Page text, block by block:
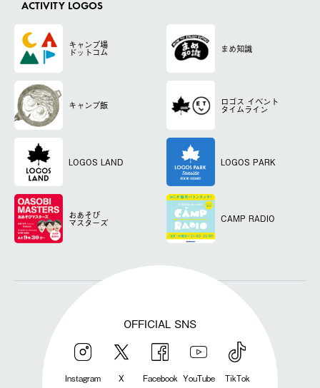
ACTIVITY LOGOS
キャンプ場
ドットコム まめ知識
キャンプ飯 ロゴス イベント
タイムライン
LOGOS LAND LOGOS PARK
おあそび
マスターズ CAMP RADIO
OFFICIAL SNS
Instagram X Facebook YouTube TikTok